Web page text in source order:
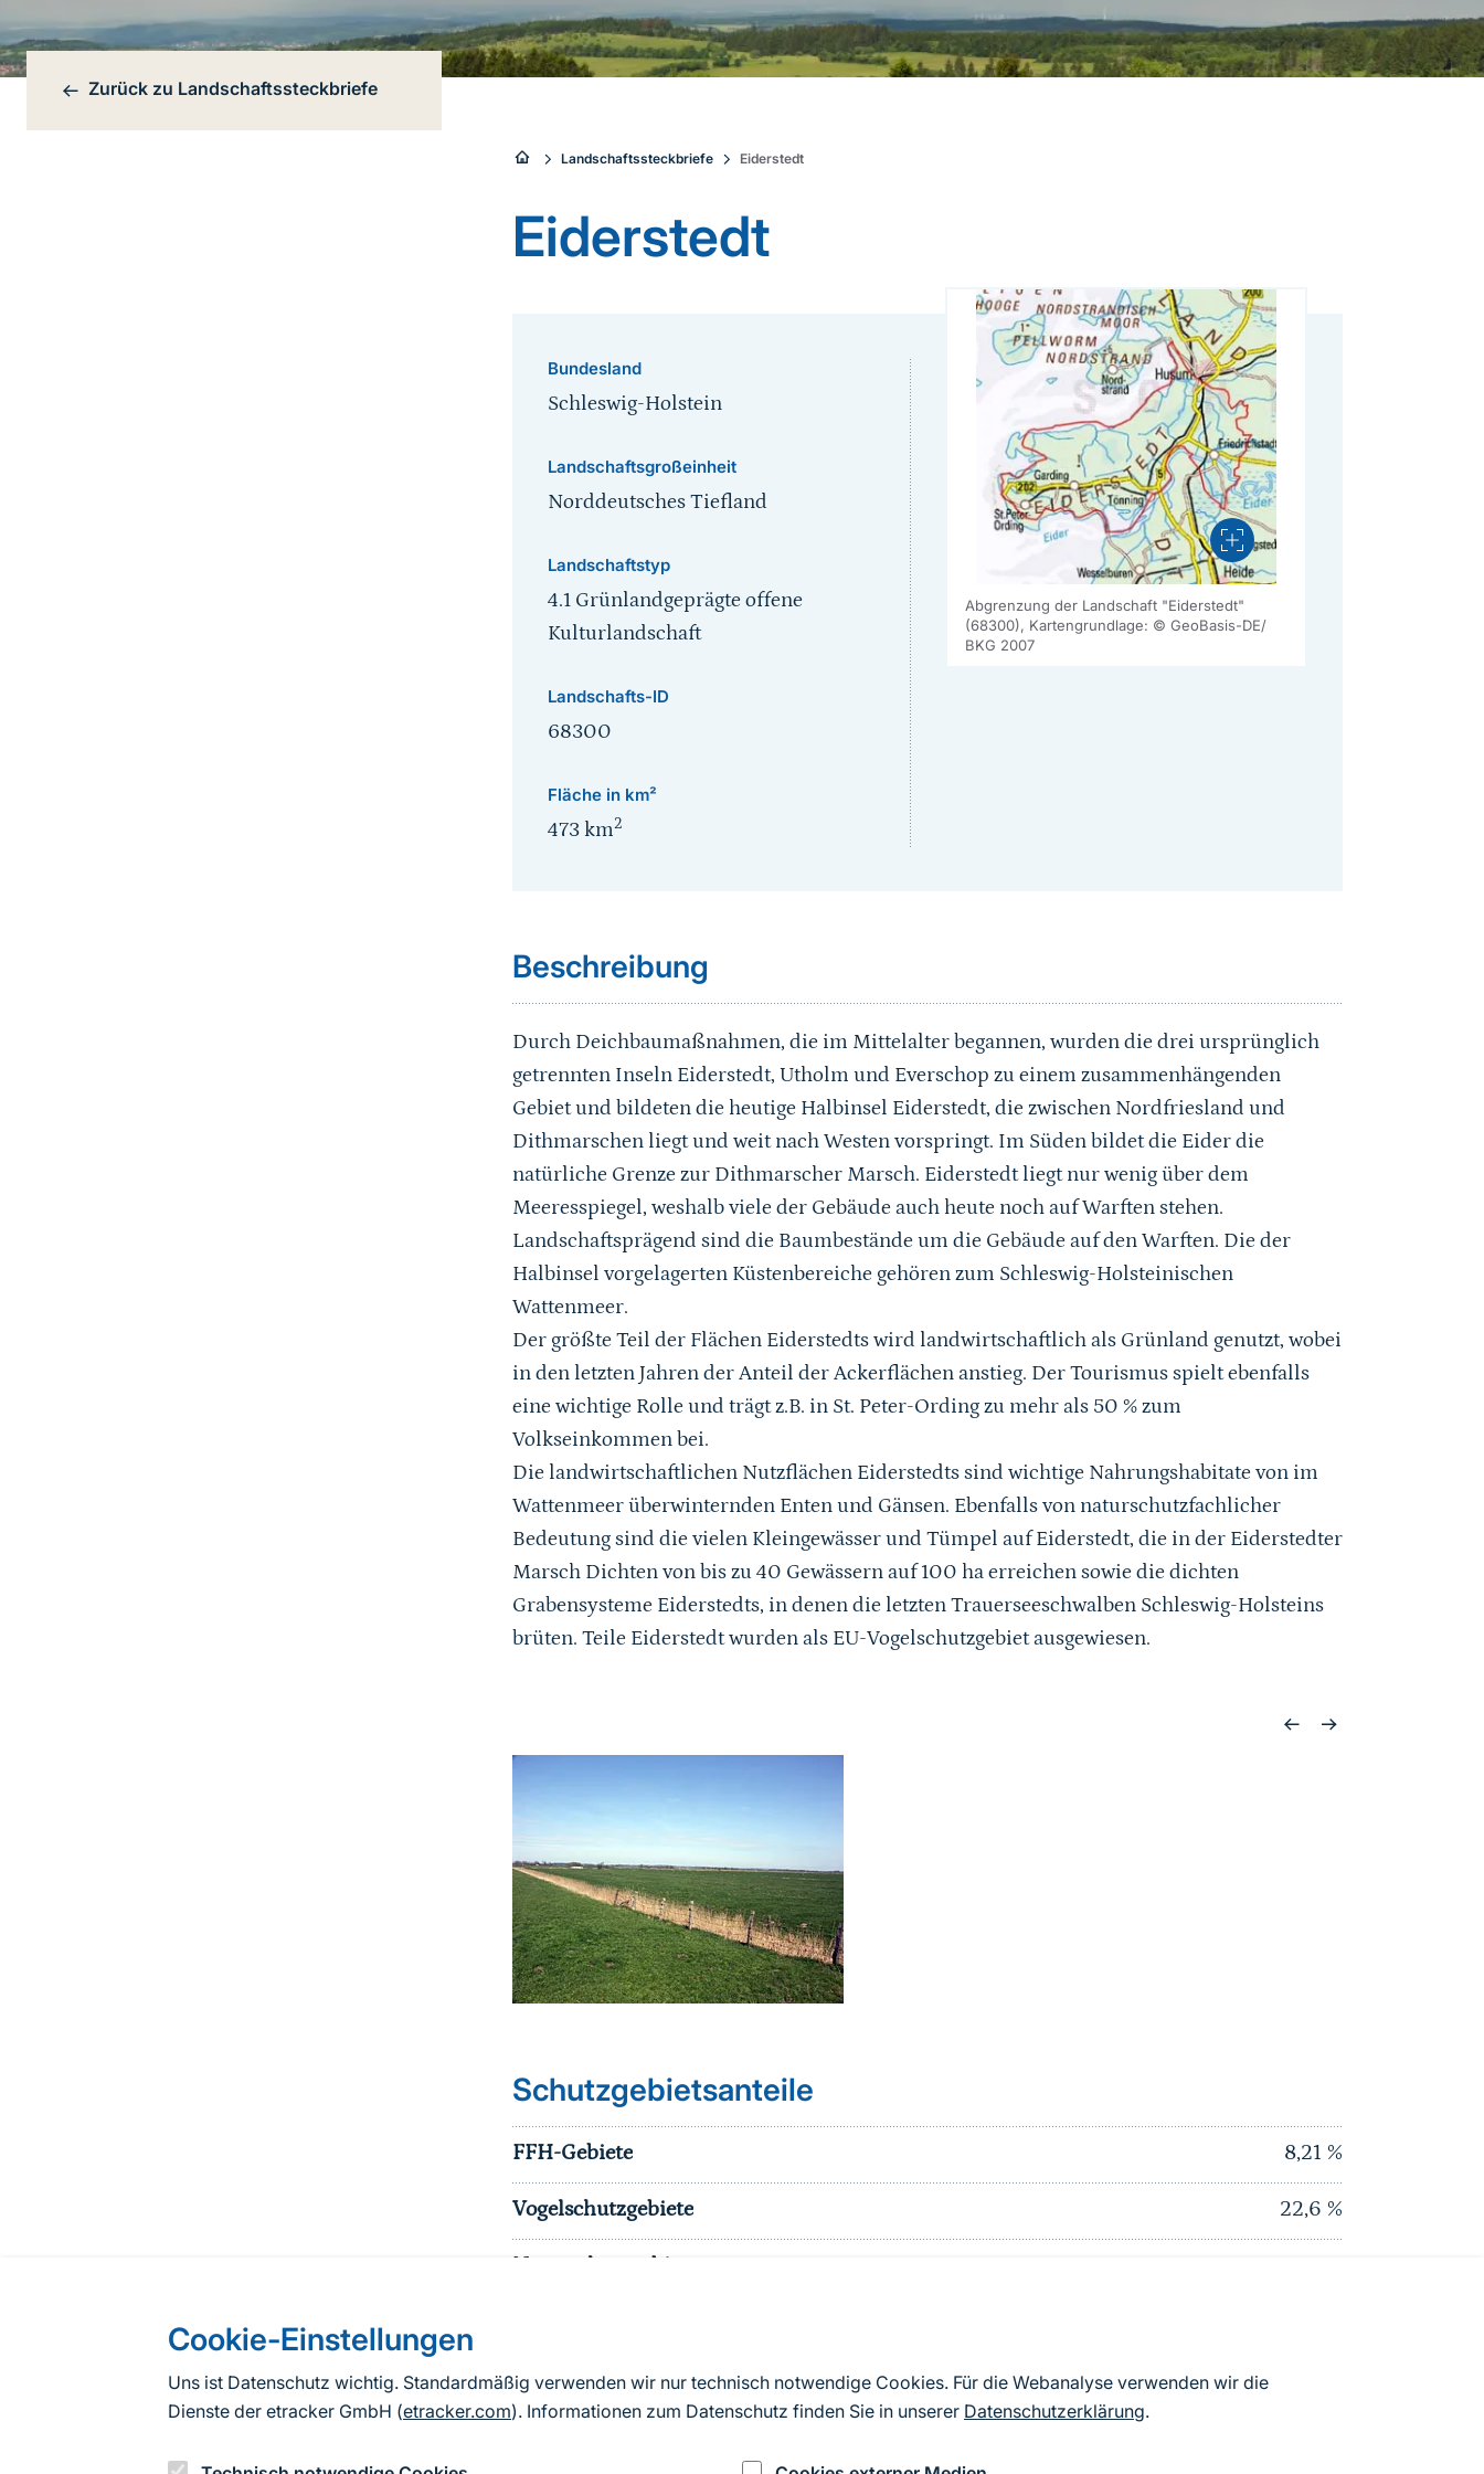
Cookie-Einstellungen
Uns ist Datenschutz wichtig. Standardmäßig verwenden wir nur technisch notwendige Cookies. Für die Webanalyse verwenden wir die
Dienste der etracker GmbH (etracker.com). Informationen zum Datenschutz finden Sie in unserer Datenschutzerklärung.
Bereichsnavigation
Zurück zu Landschaftssteckbriefe
Sie
sind
hier:
Landschaftssteckbriefe Eiderstedt
Eiderstedt
Bundesland
Schleswig-Holstein
Landschaftsgroßeinheit
Norddeutsches Tiefland
Landschaftstyp
4.1 Grünlandgeprägte offene
Kulturlandschaft
Landschafts-ID
68300
Fläche in km²
473 km2
Vergrößern
Abgrenzung der Landschaft "Eiderstedt"
(68300), Kartengrundlage: © GeoBasis-DE/
BKG 2007
Beschreibung
Durch Deichbaumaßnahmen, die im Mittelalter begannen, wurden die drei ursprünglich
getrennten Inseln Eiderstedt, Utholm und Everschop zu einem zusammenhängenden
Gebiet und bildeten die heutige Halbinsel Eiderstedt, die zwischen Nordfriesland und
Dithmarschen liegt und weit nach Westen vorspringt. Im Süden bildet die Eider die
natürliche Grenze zur Dithmarscher Marsch. Eiderstedt liegt nur wenig über dem
Meeresspiegel, weshalb viele der Gebäude auch heute noch auf Warften stehen.
Landschaftsprägend sind die Baumbestände um die Gebäude auf den Warften. Die der
Halbinsel vorgelagerten Küstenbereiche gehören zum Schleswig-Holsteinischen
Wattenmeer.
Der größte Teil der Flächen Eiderstedts wird landwirtschaftlich als Grünland genutzt, wobei
in den letzten Jahren der Anteil der Ackerflächen anstieg. Der Tourismus spielt ebenfalls
eine wichtige Rolle und trägt z.B. in St. Peter-Ording zu mehr als 50 % zum
Volkseinkommen bei.
Die landwirtschaftlichen Nutzflächen Eiderstedts sind wichtige Nahrungshabitate von im
Wattenmeer überwinternden Enten und Gänsen. Ebenfalls von naturschutzfachlicher
Bedeutung sind die vielen Kleingewässer und Tümpel auf Eiderstedt, die in der Eiderstedter
Marsch Dichten von bis zu 40 Gewässern auf 100 ha erreichen sowie die dichten
Grabensysteme Eiderstedts, in denen die letzten Trauerseeschwalben Schleswig-Holsteins
brüten. Teile Eiderstedt wurden als EU-Vogelschutzgebiet ausgewiesen.
Karussell Start
Schutzgebietsanteile
FFH-Gebiete 8,21 %
Vogelschutzgebiete 22,6 %
Naturschutzgebiete
sonst. Schutzgebiete